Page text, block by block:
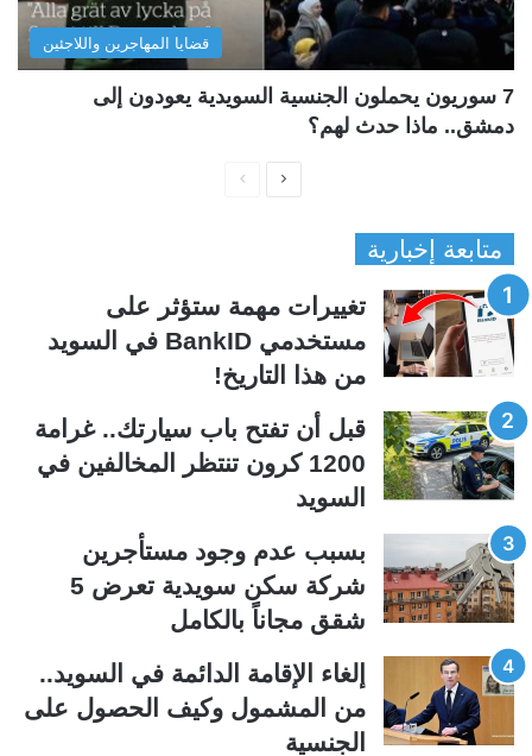
قضايا المهاجرين واللاجئين
7 سوريون يحملون الجنسية السويدية يعودون إلى
دمشق.. ماذا حدث لهم؟
ح
ة
ا
س
ح
ة
ا
ا
ي
ة
متابعة إخبارية
تغييرات مهمة ستؤثر على
مستخدمي BankID في السويد
من هذا التاريخ!
قبل أن تفتح باب سيارتك.. غرامة
1200 كرون تنتظر المخالفين في
السويد
بسبب عدم وجود مستأجرين
شركة سكن سويدية تعرض 5
شقق مجاناً بالكامل
إلغاء الإقامة الدائمة في السويد..
من المشمول وكيف الحصول على
الجنسية